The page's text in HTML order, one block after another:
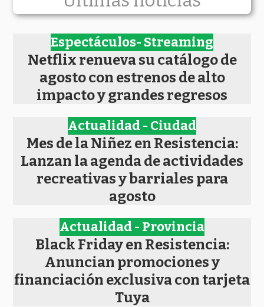
Netflix renueva su catálogo de
agosto con estrenos de alto
impacto y grandes regresos
Espectáculos- Streaming
Mes de la Niñez en Resistencia:
Lanzan la agenda de actividades
recreativas y barriales para
agosto
Actualidad - Ciudad
Black Friday en Resistencia:
Anuncian promociones y
financiación exclusiva con tarjeta
Tuya
Actualidad - Provincia